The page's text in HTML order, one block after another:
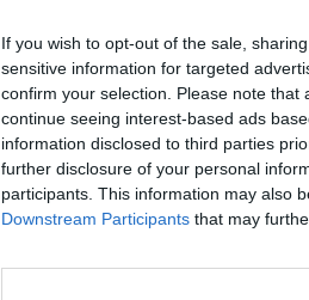
If you wish to opt-out of the sale,
sensitive information for targeted
confirm your selection. Please note
continue seeing interest-based ads
information disclosed to third parties
further disclosure of your personal
participants. This information may also
Downstream Participants that may